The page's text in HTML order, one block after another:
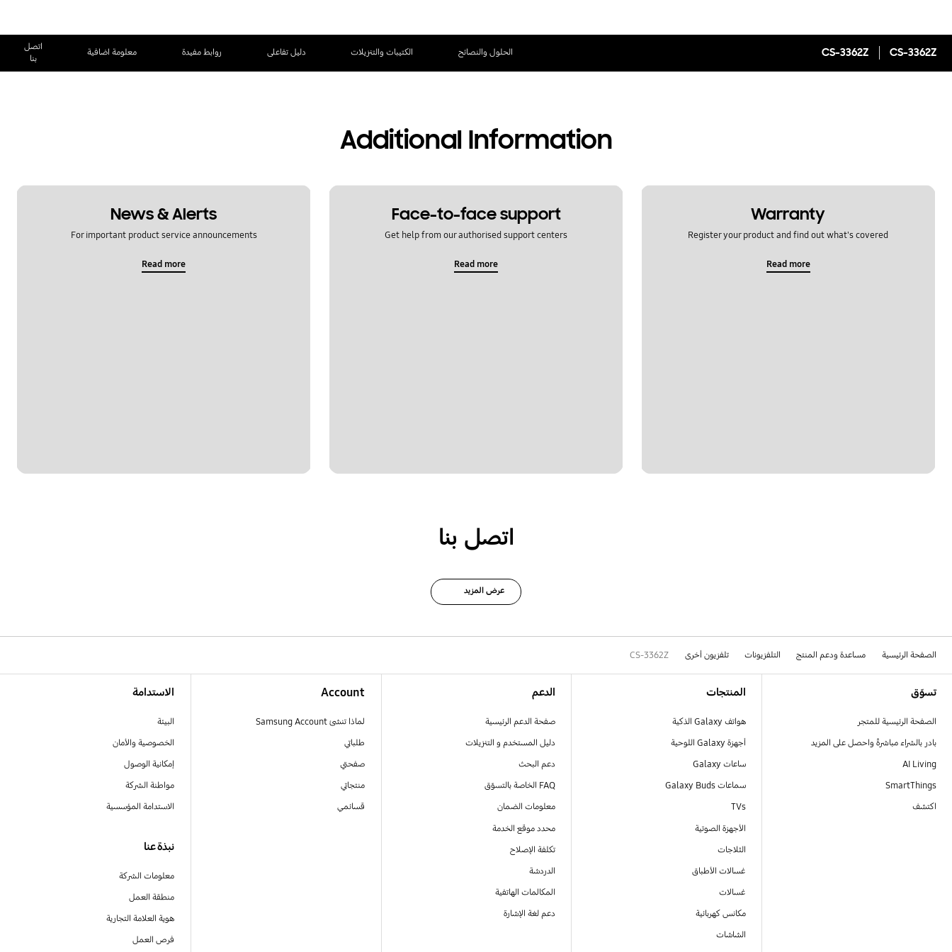
CS-3362Z
CS-3362Z الحلول والنصائح الكتيبات والتنزيلات دليل تفاعلى روابط مفيدة معلومة اضافية
اتصل
بنا
Additional Information
Warranty
Register your product and find out what's covered
Read more
Face-to-face support
Get help from our authorised support centers
Read more
News & Alerts
For important product service announcements
Read more
اتصل بنا
عرض المزيد
الصفحة الرئيسية مساعدة ودعم المنتج التلفزيونات تلفزيون أخرى CS-3362Z
تسوّق
الصفحة الرئيسية للمتجر
بادر بالشراء مباشرةً واحصل على المزيد
AI Living
SmartThings
اكتشف
المنتجات
هواتف Galaxy الذكية
أجهزة Galaxy اللوحية
ساعات Galaxy
سماعات Galaxy Buds
TVs
الأجهزة الصوتية
الثلاجات
غسالات الأطباق
غسالات
مكانس كهربائية
الشاشات
الدعم
صفحة الدعم الرئيسية
دليل المستخدم و التنزيلات
دعم البحث
FAQ الخاصة بالتسوّق
معلومات الضمان
محدد موقع الخدمة
تكلفة الإصلاح
الدردشة
المكالمات الهاتفية
دعم لغة الإشارة
Account
لماذا تنشئ Samsung Account
طلباتي
صفحتي
منتجاتي
قسائمي
الاستدامة
البيئة
الخصوصية والأمان
إمكانية الوصول
مواطنة الشركة
الاستدامة المؤسسية
نبذة عنا
معلومات الشركة
منطقة العمل
هوية العلامة التجارية
فرص العمل